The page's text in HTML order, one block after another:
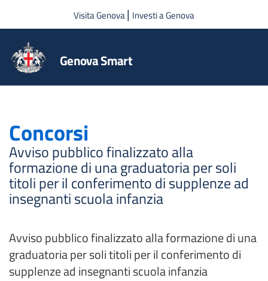
Salta al contenuto principale
Visita Genova| Investi a Genova
Genova Smart
Concorsi
Avviso pubblico finalizzato alla
formazione di una graduatoria per soli
titoli per il conferimento di supplenze ad
insegnanti scuola infanzia
Avviso pubblico finalizzato alla formazione di una
graduatoria per soli titoli per il conferimento di
supplenze ad insegnanti scuola infanzia